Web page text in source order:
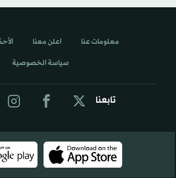
تابعنا
معلومات عنا اعلن معنا
سياسة الخصوصية